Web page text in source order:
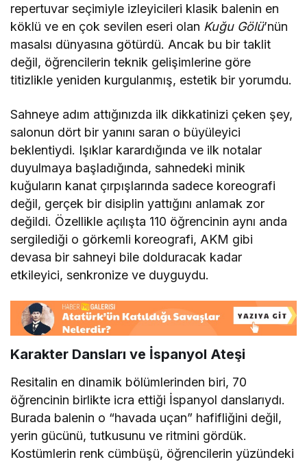
repertuvar seçimiyle izleyicileri klasik balenin en
köklü ve en çok sevilen eseri olan Kuğu Gölü’nün
masalsı dünyasına götürdü. Ancak bu bir taklit
değil, öğrencilerin teknik gelişimlerine göre
titizlikle yeniden kurgulanmış, estetik bir yorumdu.
Sahneye adım attığınızda ilk dikkatinizi çeken şey,
salonun dört bir yanını saran o büyüleyici
beklentiydi. Işıklar karardığında ve ilk notalar
duyulmaya başladığında, sahnedeki minik
kuğuların kanat çırpışlarında sadece koreografi
değil, gerçek bir disiplin yattığını anlamak zor
değildi. Özellikle açılışta 110 öğrencinin aynı anda
sergilediği o görkemli koreografi, AKM gibi
devasa bir sahneyi bile dolduracak kadar
etkileyici, senkronize ve duyguydu.
Karakter Dansları ve İspanyol Ateşi
Resitalin en dinamik bölümlerinden biri, 70
öğrencinin birlikte icra ettiği İspanyol danslarıydı.
Burada balenin o “havada uçan” hafifliğini değil,
yerin gücünü, tutkusunu ve ritmini gördük.
Kostümlerin renk cümbüşü, öğrencilerin yüzündeki